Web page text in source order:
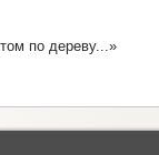
по дереву...»